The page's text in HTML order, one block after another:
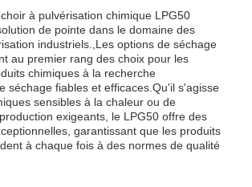
à pulvérisation chimique LPG50
de pointe dans le domaine des
industriels.,Les options de séchage
au premier rang des choix pour les
chimiques à la recherche
séchage fiables et efficaces.Qu'il s'agisse
sensibles à la chaleur ou de
exigeants, le LPG50 offre des
garantissant que les produits
à chaque fois à des normes de qualité